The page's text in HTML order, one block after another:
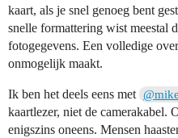
kaart, als je snel genoeg bent
snelle formattering wist meestal
fotogegevens. Een volledige
onmogelijk maakt.
Ik ben het deels eens met
kaartlezer, niet de camerakabel.
enigszins oneens. Mensen